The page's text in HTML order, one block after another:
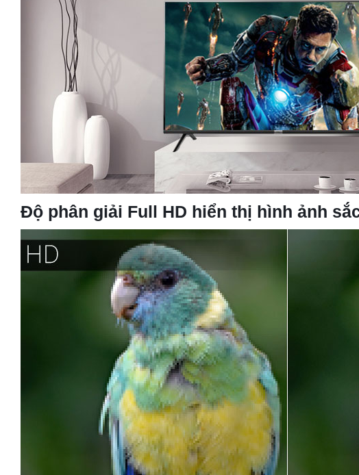
Độ phân giải Full HD hiển thị hình ảnh